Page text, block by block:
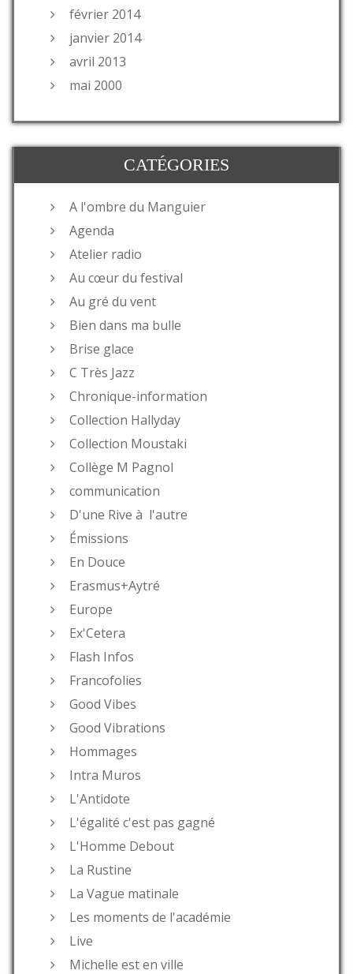
février 2014
janvier 2014
avril 2013
mai 2000
CATÉGORIES
A l'ombre du Manguier
Agenda
Atelier radio
Au cœur du festival
Au gré du vent
Bien dans ma bulle
Brise glace
C Très Jazz
Chronique-information
Collection Hallyday
Collection Moustaki
Collège M Pagnol
communication
D'une Rive à l'autre
Émissions
En Douce
Erasmus+Aytré
Europe
Ex'Cetera
Flash Infos
Francofolies
Good Vibes
Good Vibrations
Hommages
Intra Muros
L'Antidote
L'égalité c'est pas gagné
L'Homme Debout
La Rustine
La Vague matinale
Les moments de l'académie
Live
Michelle est en ville